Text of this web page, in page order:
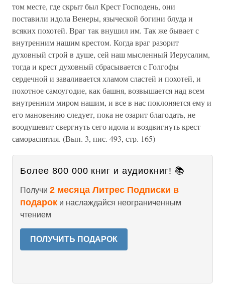
том месте, где скрыт был Крест Господень, они
поставили идола Венеры, языческой богини блуда и
всяких похотей. Враг так внушил им. Так же бывает с
внутренним нашим крестом. Когда враг разорит
духовный строй в душе, сей наш мысленный Иерусалим,
тогда и крест духовный сбрасывается с Голгофы
сердечной и заваливается хламом сластей и похотей, и
похотное самоугодие, как башня, возвышается над всем
внутренним миром нашим, и все в нас поклоняется ему и
его мановению следует, пока не озарит благодать, не
воодушевит свергнуть сего идола и воздвигнуть крест
самораспятия. (Вып. 3, пис. 493, стр. 165)
Более 800 000 книг и аудиокниг! 📚
Получи 2 месяца Литрес Подписки в
подарок и наслаждайся неограниченным
чтением
ПОЛУЧИТЬ ПОДАРОК